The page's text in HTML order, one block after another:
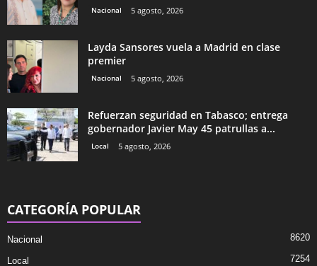
Nacional 5 agosto, 2026
Layda Sansores vuela a Madrid en clase
premier
Nacional 5 agosto, 2026
Refuerzan seguridad en Tabasco; entrega
gobernador Javier May 45 patrullas a...
Local 5 agosto, 2026
CATEGORÍA POPULAR
Nacional 8620
Local 7254